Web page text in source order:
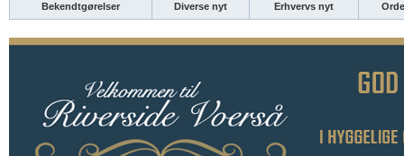
Bekendtgørelser Diverse nyt Erhvervs nyt